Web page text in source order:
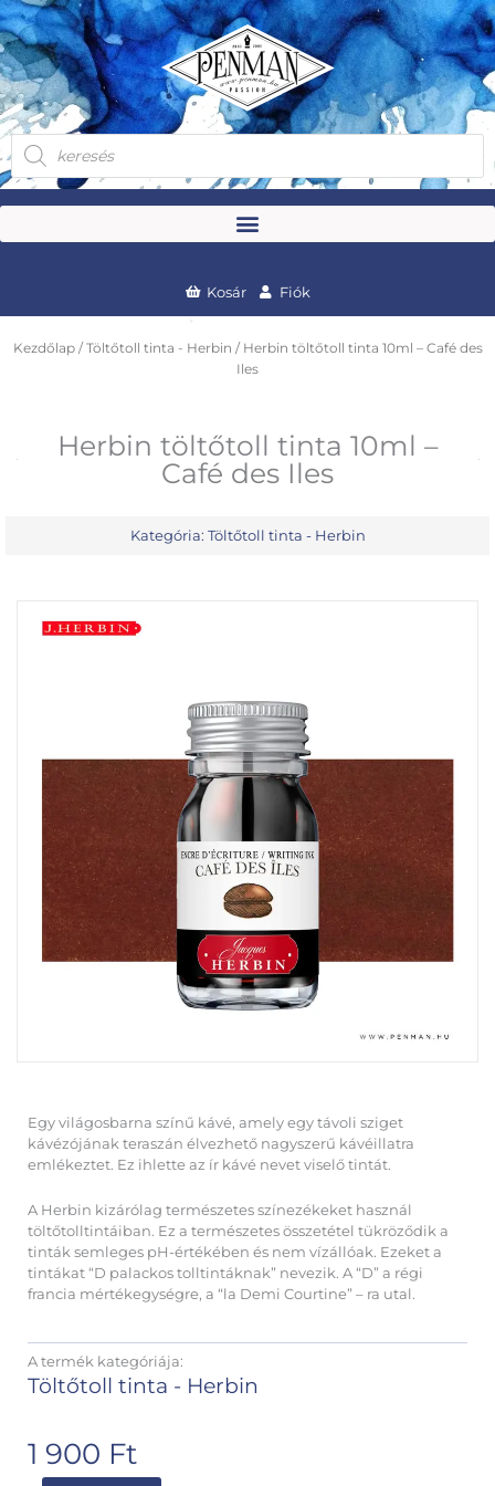
Skip
to
content
Products
search
Kosár Fiók
Kezdőlap/Töltőtoll tinta - Herbin / Herbin töltőtoll tinta 10ml – Café des
Iles
Herbin töltőtoll tinta 10ml –
Café des Iles
Kategória: Töltőtoll tinta - Herbin
Egy világosbarna színű kávé, amely egy távoli sziget
kávézójának teraszán élvezhető nagyszerű kávéillatra
emlékeztet. Ez ihlette az ír kávé nevet viselő tintát.
A Herbin kizárólag természetes színezékeket használ
töltőtolltintáiban. Ez a természetes összetétel tükröződik a
tinták semleges pH-értékében és nem vízállóak. Ezeket a
tintákat “D palackos tolltintáknak” nevezik. A “D” a régi
francia mértékegységre, a “la Demi Courtine” – ra utal.
A termék kategóriája:
Töltőtoll tinta - Herbin
1 900 Ft